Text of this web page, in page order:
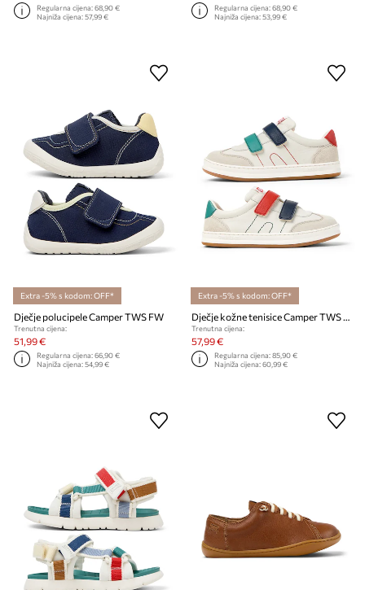
Regularna cijena:68,90 €
Najniža cijena:57,99 €
Regularna cijena:68,90 €
Najniža cijena:53,99 €
Extra -5% s kodom: OFF*
Dječje polucipele Camper TWS FW
Trenutna cijena:
51,99 €
Regularna cijena:66,90 €
Najniža cijena:54,99 €
Extra -5% s kodom: OFF*
Trenutna cijena:
57,99 €
Regularna cijena:85,90 €
Najniža cijena:60,99 €